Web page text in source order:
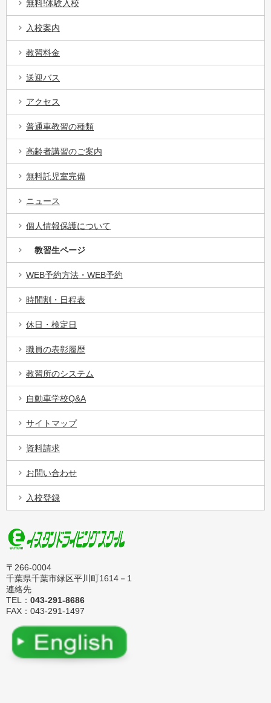
無料!体験入校
入校案内
教習料金
送迎バス
アクセス
普通車教習の種類
高齢者講習のご案内
無料託児室完備
ニュース
個人情報保護について
教習生ページ
WEB予約方法・WEB予約
時間割・日程表
休日・検定日
職員の表彰履歴
教習所のシステム
自動車学校Q&A
サイトマップ
資料請求
お問い合わせ
入校登録
〒266-0004
千葉県千葉市緑区平川町1614－1
連絡先
TEL： 043-291-8686
FAX：043-291-1497